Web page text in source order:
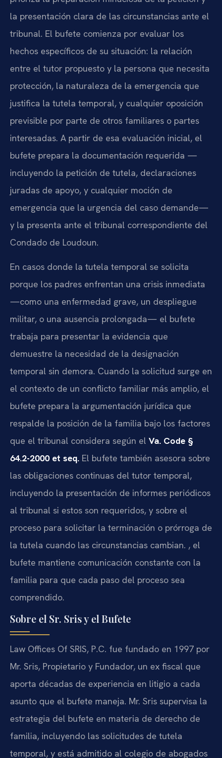
la presentación clara de las circunstancias ante el
tribunal. El bufete comienza por evaluar los
hechos específicos de su situación: la relación
entre el tutor propuesto y la persona que necesita
protección, la naturaleza de la emergencia que
justifica la tutela temporal, y cualquier oposición
previsible por parte de otros familiares o partes
interesadas. A partir de esa evaluación inicial, el
bufete prepara la documentación requerida —
incluyendo la petición de tutela, declaraciones
juradas de apoyo, y cualquier moción de
emergencia que la urgencia del caso demande—
y la presenta ante el tribunal correspondiente del
Condado de Loudoun.
En casos donde la tutela temporal se solicita
porque los padres enfrentan una crisis inmediata
—como una enfermedad grave, un despliegue
militar, o una ausencia prolongada— el bufete
trabaja para presentar la evidencia que
demuestre la necesidad de la designación
temporal sin demora. Cuando la solicitud surge en
el contexto de un conflicto familiar más amplio, el
bufete prepara la argumentación jurídica que
respalde la posición de la familia bajo los factores
que el tribunal considera según el Va. Code §
64.2-2000 et seq. El bufete también asesora sobre
las obligaciones continuas del tutor temporal,
incluyendo la presentación de informes periódicos
al tribunal si estos son requeridos, y sobre el
proceso para solicitar la terminación o prórroga de
la tutela cuando las circunstancias cambian. , el
bufete mantiene comunicación constante con la
familia para que cada paso del proceso sea
comprendido.
Sobre el Sr. Sris y el Bufete
Law Offices Of SRIS, P.C. fue fundado en 1997 por
Mr. Sris, Propietario y Fundador, un ex fiscal que
aporta décadas de experiencia en litigio a cada
asunto que el bufete maneja. Mr. Sris supervisa la
estrategia del bufete en materia de derecho de
familia, incluyendo las solicitudes de tutela
temporal, y está admitido al colegio de abogados